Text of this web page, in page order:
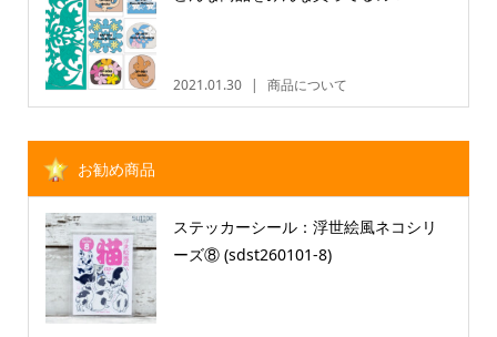
2021.01.30 商品について
お勧め商品
ステッカーシール：浮世絵風ネコシリ
ーズ⑧ (sdst260101-8)